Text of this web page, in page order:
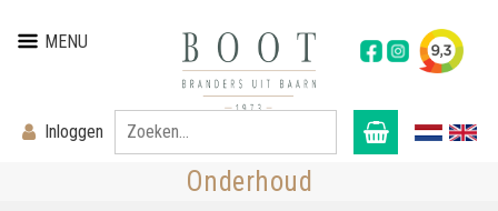
MENU
Inloggen
Onderhoud